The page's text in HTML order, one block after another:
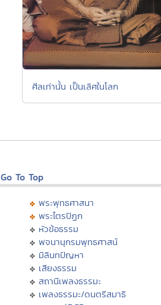
ศีลเท่านั้น เป็นเลิศในโลก
Go To Top
พระพุทธศาสนา
พระไตรปิฏก
หัวข้อธรรม
พจนานุกรมพุทธศาสน์
มิลินทปัญหา
เสียงธรรม
สถานีเพลงธรรมะ
เพลงธรรมะ/ดนตรีสมาธิ